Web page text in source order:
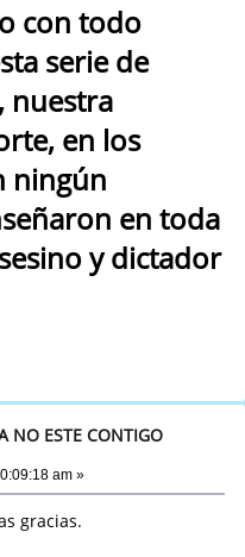
con todo
serie de
nuestra
en los
ningún
en toda
y dictador
NO ESTE CONTIGO
am »
gracias.